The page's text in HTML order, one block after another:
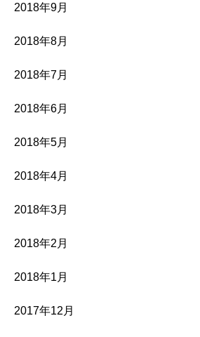
2018年9月
2018年8月
2018年7月
2018年6月
2018年5月
2018年4月
2018年3月
2018年2月
2018年1月
2017年12月